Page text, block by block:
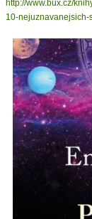
10
...
Máte pocit, že jste
Jak mít více
Jak vnést do
http://www.bux.cz/
10-nejuznavanejsich-